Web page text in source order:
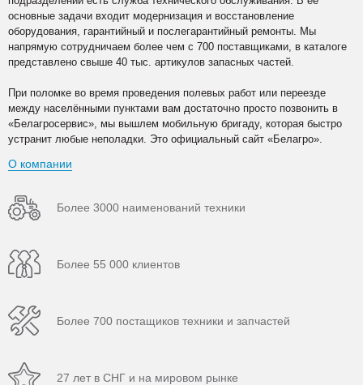
основные задачи входит модернизация и восстановление
оборудования, гарантийный и послегарантийный ремонты. Мы
напрямую сотрудничаем более чем с 700 поставщиками, в каталоге
представлено свыше 40 тыс. артикулов запасных частей.
При поломке во время проведения полевых работ или переезде
между населёнными пунктами вам достаточно просто позвонить в
«Белагросервис», мы вышлем мобильную бригаду, которая быстро
устранит любые неполадки. Это официальный сайт «Белагро».
О компании
Более 3000 наименований техники
Более 55 000 клиентов
Более 700 постащиков техники и запчастей
27 лет в СНГ и на мировом рынке